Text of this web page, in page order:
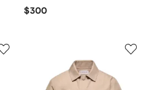
$300